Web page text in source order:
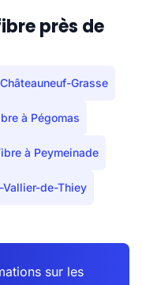
près de
Grasse
à Pégomas
à Peymeinade
Vallier-de-Thiey
sur les